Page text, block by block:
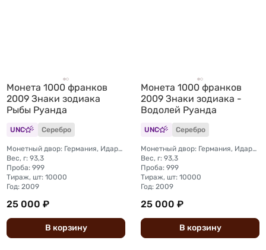
Монета 1000 франков
2009 Знаки зодиака
Рыбы Руанда
UNC Серебро
Монетный двор: Германия, Идар-Оберштайн
Вес, г: 93,3
Проба: 999
Тираж, шт: 10000
Год: 2009
25 000 ₽
В корзину
Монета 1000 франков
2009 Знаки зодиака -
Водолей Руанда
UNC Серебро
Монетный двор: Германия, Идар-Оберштайн
Вес, г: 93,3
Проба: 999
Тираж, шт: 10000
Год: 2009
25 000 ₽
В корзину